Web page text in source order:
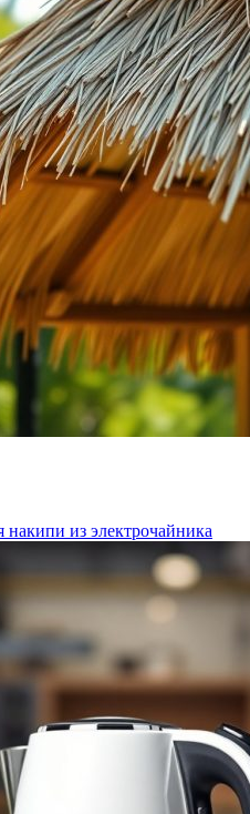
из электрочайника